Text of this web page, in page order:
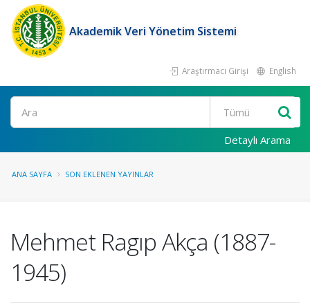
Akademik Veri Yönetim Sistemi
Araştırmacı Girişi English
Ara
Detaylı Arama
ANA SAYFA SON EKLENEN YAYINLAR
Mehmet Ragıp Akça (1887-
1945)